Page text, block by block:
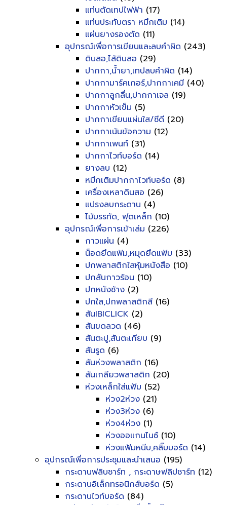
แท่นตัดเทปไฟฟ้า (17)
แท่นประทับตรา หมึกเติม (14)
แผ่นยางรองตัด (11)
อุปกรณ์เพื่อการเขียนและลบคำผิด (243)
ดินสอ,ไส้ดินสอ (29)
ปากกา,น้ำยา,เทปลบคำผิด (14)
ปากกามาร์คเกอร์,ปากกาเคมี (40)
ปากกาลูกลื่น,ปากกาเจล (19)
ปากกาหัวเข็ม (5)
ปากกาเขียนแผ่นใส/ซีดี (20)
ปากกาเน้นข้อความ (12)
ปากกาเพนท์ (31)
ปากกาไวท์บอร์ด (14)
ยางลบ (12)
หมึกเติมปากกาไวท์บอร์ด (8)
เครื่องเหลาดินสอ (26)
แปรงลบกระดาน (4)
ไม้บรรทัด, ฟุตเหล็ก (10)
อุปกรณ์เพื่อการเข้าเล่ม (226)
กาวแผ่น (4)
น็อดยึดแฟ้ม,หมุดยึดแฟ้ม (33)
ปกพลาสติกใสหุ้มหนังสือ (10)
ปกสันกาวร้อน (10)
ปกหนังช้าง (2)
ปกใส,ปกพลาสติกสี (16)
สันIBICLICK (2)
สันขดลวด (46)
สันตะปู,สันตะเกียบ (9)
สันรูด (6)
สันห่วงพลาสติก (16)
สันเกลียวพลาสติก (20)
ห่วงเหล็กใส่แฟ้ม (52)
ห่วง2ห่วง (21)
ห่วง3ห่วง (6)
ห่วง4ห่วง (1)
ห่วงออแกนไนซ์ (10)
ห่วงแฟ้มหนีบ,คลิ๊บบอร์ด (14)
อุปกรณ์เพื่อการประชุมและนำเสนอ (195)
กระดานฟลิบชาร์ท , กระดาษฟลิปชาร์ท (12)
กระดานอิเล็กทรอนิกส์บอร์ด (5)
กระดานไวท์บอร์ด (84)